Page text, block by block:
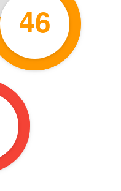
46